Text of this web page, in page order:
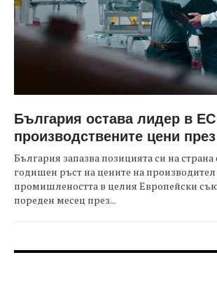
България остава лидер в
производствените цени
България запазва позицията си на
годишен ръст на цените на производител
промишлеността в целия Европейски
пореден месец през...